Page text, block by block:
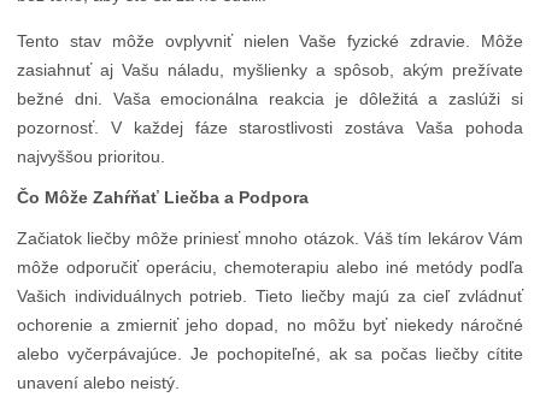
Tento stav môže ovplyvniť nielen Vaše fyzické zdravie. Môže
zasiahnuť aj Vašu náladu, myšlienky a spôsob, akým prežívate
bežné dni. Vaša emocionálna reakcia je dôležitá a zaslúži si
pozornosť. V každej fáze starostlivosti zostáva Vaša pohoda
najvyššou prioritou.
Čo Môže Zahŕňať Liečba a Podpora
Začiatok liečby môže priniesť mnoho otázok. Váš tím lekárov Vám
môže odporučiť operáciu, chemoterapiu alebo iné metódy podľa
Vašich individuálnych potrieb. Tieto liečby majú za cieľ zvládnuť
ochorenie a zmierniť jeho dopad, no môžu byť niekedy náročné
alebo vyčerpávajúce. Je pochopiteľné, ak sa počas liečby cítite
unavení alebo neistý.